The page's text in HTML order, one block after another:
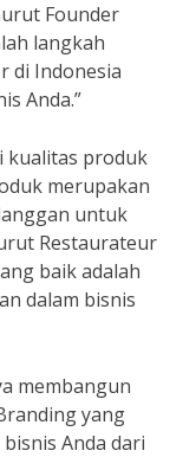
Founder
langkah
di Indonesia
Anda.”
kualitas produk
merupakan
untuk
Restaurateur
baik adalah
dalam bisnis
membangun
yang
Anda dari